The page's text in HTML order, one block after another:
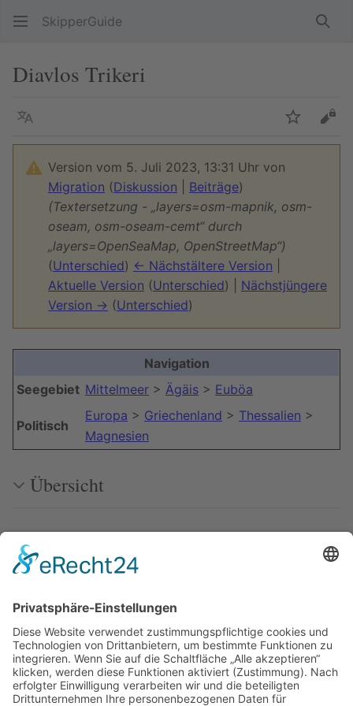
SkipperGuide
Diavlos Trikeri
Sprache
Version vom 5. Juli 2023, 13:31 Uhr von
Migration (Diskussion Beiträge)
(Textersetzung - „layers=osm-mapnik, osm-
oseam, osm-oseam-cemt“ durch
„layers=OpenSeaMap, OpenStreetMap“)
(Unterschied) ← Nächstältere Version
Aktuelle Version (Unterschied) | Nächstjüngere
Version → (Unterschied)
Navigation
Seegebiet Mittelmeer > Ägäis > Euböa
Politisch
Europa > Griechenland > Thessalien >
Magnesien
Übersicht
Liege- und Ankerplätze
Bilder